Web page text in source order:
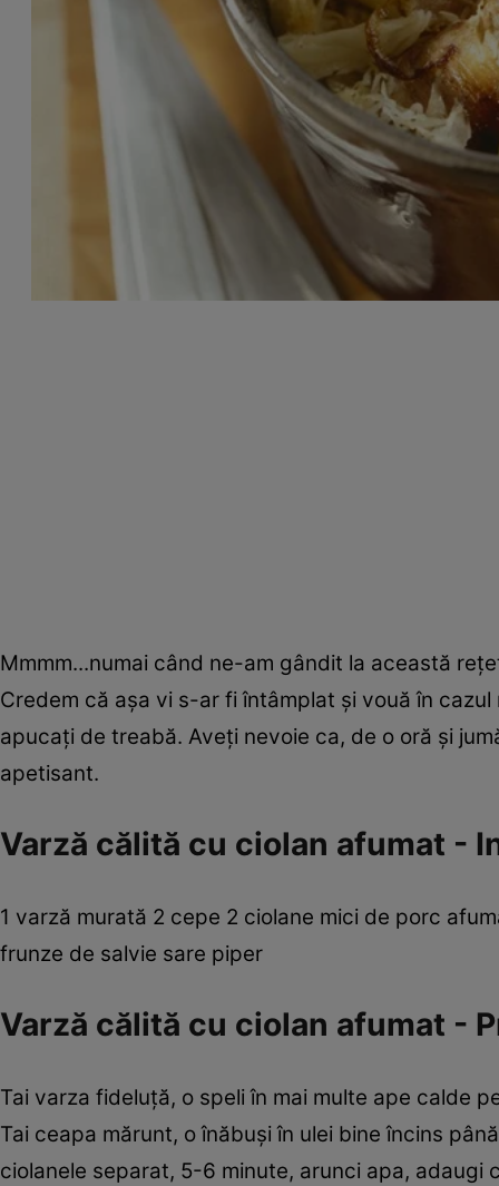
Mmmm...numai când ne-am gândit la această
Credem că aşa vi s-ar fi întâmplat şi vouă în
apucaţi de treabă. Aveţi nevoie ca, de o oră şi
apetisant.
Varză călită cu ciolan afumat -
1 varză murată 2 cepe 2 ciolane mici de porc
frunze de salvie sare piper
Varză călită cu ciolan afumat -
Tai varza fideluţă, o speli în mai multe ape calde
Tai ceapa mărunt, o înăbuşi în ulei bine încins
ciolanele separat, 5-6 minute, arunci apa,